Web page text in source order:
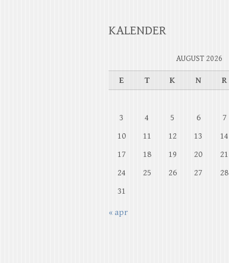
KALENDER
AUGUST 2026
E T K N R
3
4 5 6 7
10
11 12 13 14
17
18 19 20 21
24
25 26 27 28
31
« apr